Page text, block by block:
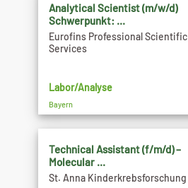
Analytical Scientist (m/w/d)
Schwerpunkt: ...
Eurofins Professional Scientific
Services
Labor/Analyse
Bayern
Technical Assistant (f/m/d) –
Molecular ...
St. Anna Kinderkrebsforschung